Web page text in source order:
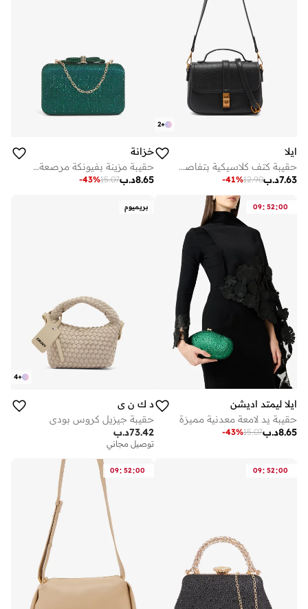
+
2
ايلا
حقيبة كتف كلاسيكية بتفاصيل ذهبية
د.ب7.63
12.90
-41%
خزانة
حقيبة مزينة بفيونكة مرصعة بالكريستال
د.ب8.65
15.07
-43%
09: 52:00
ايلا ليمتد اديشن
حقيبة يد لامعة معدنية مميزة
د.ب8.65
15.07
-43%
بريميوم
+
4
د ك ن ي
حقيبة جيزيل كروس بودي
د.ب73.42
توصيل مجاني
09: 52:00
09: 52:00